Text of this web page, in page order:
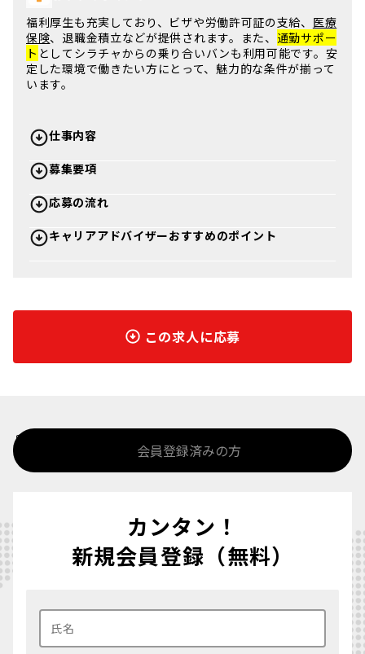
福利厚生も充実しており、 ビザや労働許可証の支給、 医療
保険、 退職金積立などが提供されます。また、 通勤サポー
ト としてシラチャからの乗り合いバンも利用可能です。 安
定した環境で働きたい方にとって、魅力的な条件が揃って
います。
仕事内容
募集要項
応募の流れ
キャリアアドバイザーおすすめのポイント
この求人に応募
%>
会員登録済みの方
カンタン！
新規会員登録（無料）